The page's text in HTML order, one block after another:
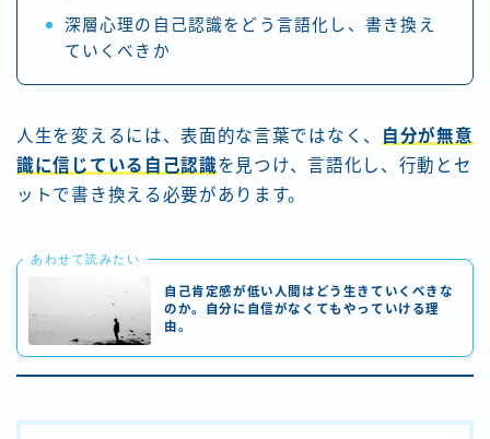
深層心理の自己認識をどう言語化し、書き換え
ていくべきか
人生を変えるには、表面的な言葉ではなく、
自分が無意
識に信じている自己認識を見つけ、言語化し、行動とセ
ットで書き換える必要があります。
あわせて読みたい
自己肯定感が低い人間はどう生きていくべきな
のか。自分に自信がなくてもやっていける理
由。